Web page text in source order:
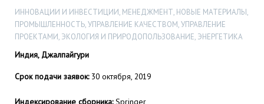
ИННОВАЦИИ И ИНВЕСТИЦИИ, МЕНЕДЖМЕНТ, НОВЫЕ МАТЕРИАЛЫ,
ПРОМЫШЛЕННОСТЬ, УПРАВЛЕНИЕ КАЧЕСТВОМ, УПРАВЛЕНИЕ
ПРОЕКТАМИ, ЭКОЛОГИЯ И ПРИРОДОПОЛЬЗОВАНИЕ, ЭНЕРГЕТИКА
Индия, Джалпайгури
Срок подачи заявок:30 октября, 2019
Индексирование сборника:Springer